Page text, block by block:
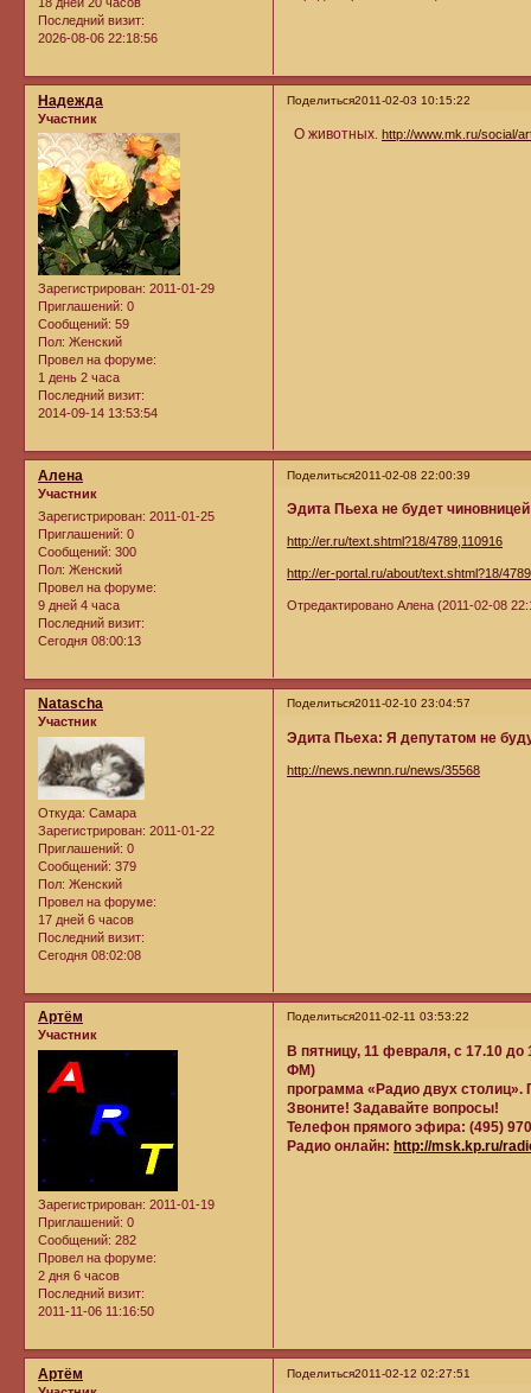
Последний визит:
2026-08-06 22:18:56
Поделиться2011-02-03 10:15:22
Надежда
Участник
Зарегистрирован: 2011-01-29
Приглашений: 0
Сообщений: 59
Пол: Женский
Провел на форуме:
1 день 2 часа
Последний визит:
2014-09-14 13:53:54
О животных .http://www.mk.ru/social/
Поделиться2011-02-08 22:00:39
Алена
Участник
Зарегистрирован: 2011-01-25
Приглашений: 0
Сообщений: 300
Пол: Женский
Провел на форуме:
9 дней 4 часа
Последний визит:
Сегодня 08:00:13
Эдита Пьеха не будет
http://er.ru/text.shtml?18/4789,110916
http://er-portal.ru/about/text.shtml?18/4789
Отредактировано Алена (2011-02-08
Поделиться2011-02-10 23:04:57
Natascha
Участник
Откуда: Самара
Зарегистрирован: 2011-01-22
Приглашений: 0
Сообщений: 379
Пол: Женский
Провел на форуме:
17 дней 6 часов
Последний визит:
Сегодня 08:02:08
Эдита Пьеха: Я депутатом не
http://news.newnn.ru/news/35568
Поделиться2011-02-11 03:53:22
Артём
Участник
Зарегистрирован: 2011-01-19
Приглашений: 0
Сообщений: 282
Провел на форуме:
2 дня 6 часов
Последний визит:
2011-11-06 11:16:50
В пятницу, 11 февраля, с 17.10
ФМ)
программа «Радио двух
Звоните! Задавайте вопросы!
Телефон прямого эфира: (495)
Радио онлайн: http://msk.kp.ru/
Поделиться2011-02-12 02:27:51
Артём